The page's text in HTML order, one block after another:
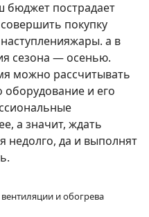
бюджет пострадает
покупку
а в
сезона — осенью.
можно рассчитывать
оборудование и его
а значит, ждать
недолго, да и выполнят
и обогрева